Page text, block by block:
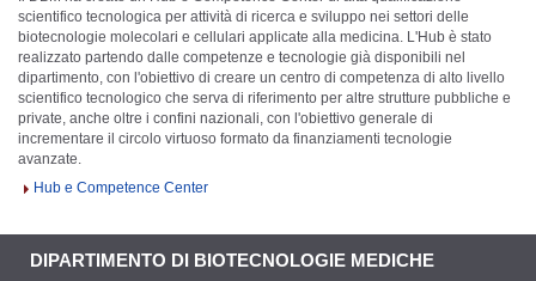
scientifico tecnologica per attività di ricerca e sviluppo nei settori delle
biotecnologie molecolari e cellulari applicate alla medicina. L'Hub è stato
realizzato partendo dalle competenze e tecnologie già disponibili nel
dipartimento, con l'obiettivo di creare un centro di competenza di alto livello
scientifico tecnologico che serva di riferimento per altre strutture pubbliche e
private, anche oltre i confini nazionali, con l'obiettivo generale di
incrementare il circolo virtuoso formato da finanziamenti tecnologie
avanzate.
Hub e Competence Center
DIPARTIMENTO DI BIOTECNOLOGIE MEDICHE